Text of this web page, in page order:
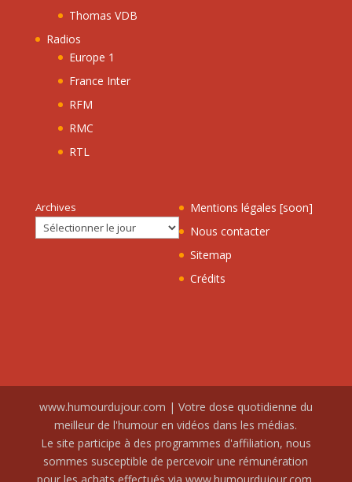
Thomas VDB
Radios
Europe 1
France Inter
RFM
RMC
RTL
Archives
Mentions légales [soon]
Nous contacter
Sitemap
Crédits
www.humourdujour.com | Votre dose quotidienne du
meilleur de l'humour en vidéos dans les médias.
Le site participe à des programmes d'affiliation, nous
sommes susceptible de percevoir une rémunération